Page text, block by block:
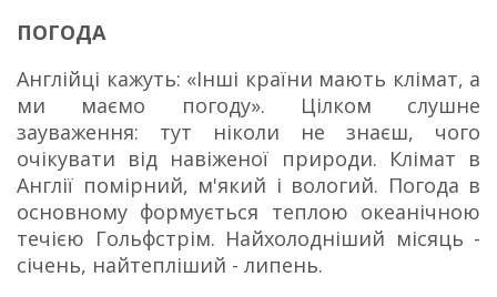
ПОГОДА
Англійці кажуть: «Інші країни мають клімат, а
ми маємо погоду». Цілком слушне
зауваження: тут ніколи не знаєш, чого
очікувати від навіженої природи. Клімат в
Англії помірний, м'який і вологий. Погода в
основному формується теплою океанічною
течією Гольфстрім. Найхолодніший місяць -
січень, найтепліший - липень.